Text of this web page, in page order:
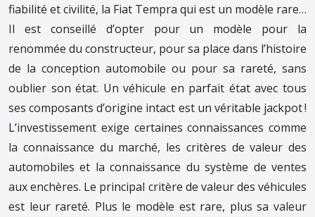
fiabilité et civilité, la Fiat Tempra qui est un modèle rare…
Il est conseillé d’opter pour un modèle pour la
renommée du constructeur, pour sa place dans l’histoire
de la conception automobile ou pour sa rareté, sans
oublier son état. Un véhicule en parfait état avec tous
ses composants d’origine intact est un véritable jackpot !
L’investissement exige certaines connaissances comme
la connaissance du marché, les critères de valeur des
automobiles et la connaissance du système de ventes
aux enchères. Le principal critère de valeur des véhicules
est leur rareté. Plus le modèle est rare, plus sa valeur